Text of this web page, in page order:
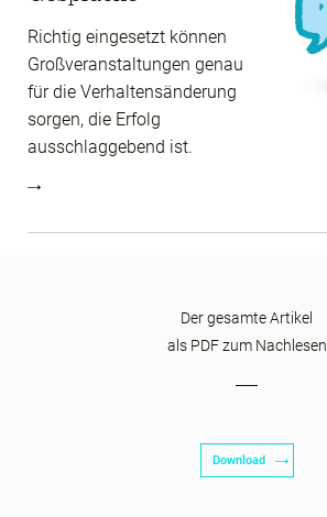
Richtig eingesetzt können
Großveranstaltungen genau
für die Verhaltensänderung
sorgen, die Erfolg
ausschlaggebend ist.
Der gesamte Artikel
als PDF zum Nachlesen
Download